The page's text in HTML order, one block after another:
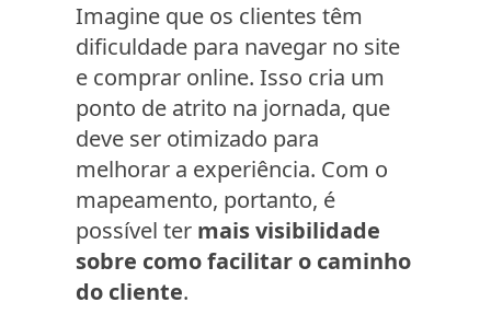
Imagine que os clientes têm
dificuldade para navegar no site
e comprar online. Isso cria um
ponto de atrito na jornada, que
deve ser otimizado para
melhorar a experiência. Com o
mapeamento, portanto, é
possível ter mais visibilidade
sobre como facilitar o caminho
do cliente.